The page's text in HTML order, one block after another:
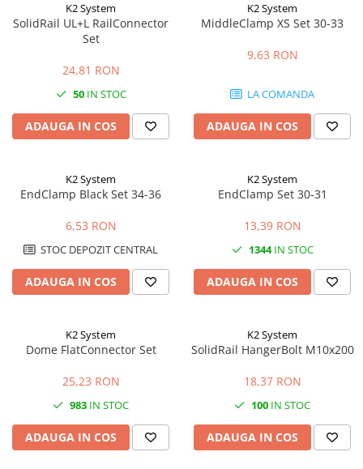
K2 System
SolidRail UL+L RailConnector
Set
24,81 RON
50IN STOC
ADAUGA IN COS
K2 System
MiddleClamp XS Set 30-33
9,63 RON
LA COMANDA
ADAUGA IN COS
K2 System
EndClamp Black Set 34-36
6,53 RON
STOC DEPOZIT CENTRAL
ADAUGA IN COS
K2 System
EndClamp Set 30-31
13,39 RON
1344IN STOC
ADAUGA IN COS
K2 System
Dome FlatConnector Set
25,23 RON
983 IN STOC
ADAUGA IN COS
K2 System
SolidRail HangerBolt M10x200
18,37 RON
100 IN STOC
ADAUGA IN COS